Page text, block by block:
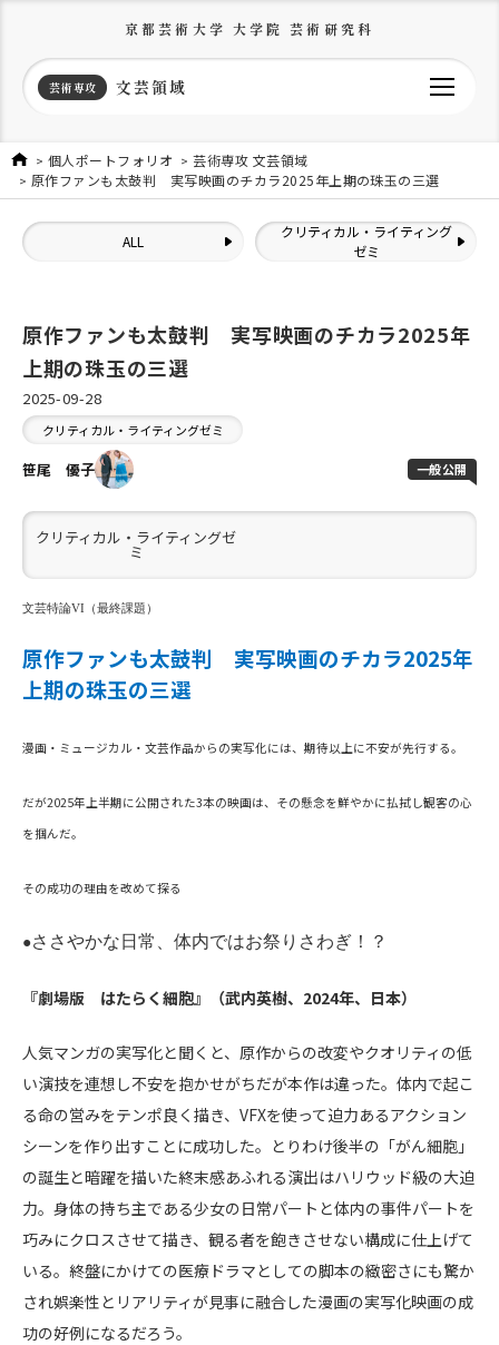
京都芸術大学 大学院 芸術研究科
芸術専攻 文芸領域
個人ポートフォリオ
芸術専攻 文芸領域
原作ファンも太鼓判 実写映画のチカラ2025年上期の珠玉の三選
ALL
クリティカル・ライティング
ゼミ
原作ファンも太鼓判 実写映画のチカラ2025年
上期の珠玉の三選
2025-09-28
クリティカル・ライティングゼミ
笹尾 優子 一般公開
クリティカル・ライティングゼ
ミ
文芸特論VI （最終課題）
原作ファンも太鼓判 実写映画のチカラ2025年
上期の珠玉の三選
漫画・ミュージカル・文芸作品からの実写化には、期待以上に不安が先行する。
だが2025年上半期に公開された3本の映画は、その懸念を鮮やかに払拭し観客の心
を掴んだ。
その成功の理由を改めて探る
●ささやかな日常、体内ではお祭りさわぎ！？
『劇場版 はたらく細胞』（武内英樹、 2024年、日本）
人気マンガの実写化と聞くと、原作からの改変やクオリティの低
い演技を連想し不安を抱かせがちだが本作は違った。体内で起こ
る命の営みをテンポ良く描き、 VFXを使って迫力あるアクション
シーンを作り出すことに成功した。とりわけ後半の「がん細胞」
の誕生と暗躍を描いた終末感あふれる演出はハリウッド級の大迫
力。身体の持ち主である少女の日常パートと体内の事件パートを
巧みにクロスさせて描き、観る者を飽きさせない構成に仕上げて
いる。終盤にかけての医療ドラマとしての脚本の緻密さにも驚か
され娯楽性とリアリティが見事に融合した漫画の実写化映画の成
功の好例になるだろう。